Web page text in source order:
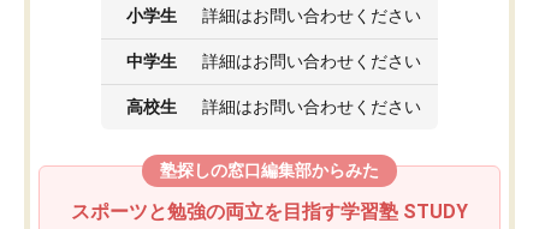
小学生 詳細はお問い合わせください
中学生 詳細はお問い合わせください
高校生 詳細はお問い合わせください
塾探しの窓口編集部からみた
スポーツと勉強の両立を目指す学習塾 STUDY